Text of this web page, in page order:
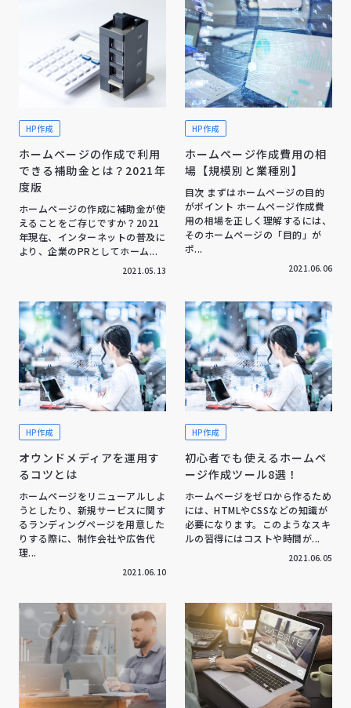
HP作成
ホームページの作成で利用
できる補助金とは？2021年
度版
ホームページの作成に補助金が使
えることをご存じですか？2021
年現在、インターネットの普及に
より、企業のPRとしてホーム...
2021.05.13
HP作成
ホームページ作成費用の相
場【規模別と業種別】
目次 まずはホームページの目的
がポイント ホームページ作成費
用の相場を正しく理解するには、
そのホームページの「目的」が
ポ...
2021.06.06
HP作成
オウンドメディアを運用す
るコツとは
ホームページをリニューアルしよ
うとしたり、新規サービスに関す
るランディングページを用意した
りする際に、制作会社や広告代
理...
2021.06.10
HP作成
初心者でも使えるホームペ
ージ作成ツール8選！
ホームページをゼロから作るため
には、HTMLやCSSなどの知識が
必要になります。このようなスキ
ルの習得にはコストや時間が...
2021.06.05